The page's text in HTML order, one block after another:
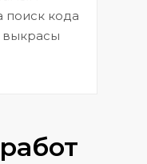
поиск кода
выкрасы